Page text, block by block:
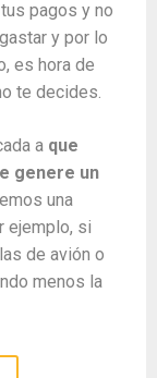
pagos y no
y por lo
es hora de
te decides.
a que
genere un
una
ejemplo, si
de avión o
menos la